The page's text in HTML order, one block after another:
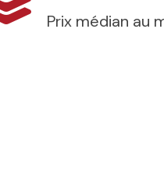
Prix médian au